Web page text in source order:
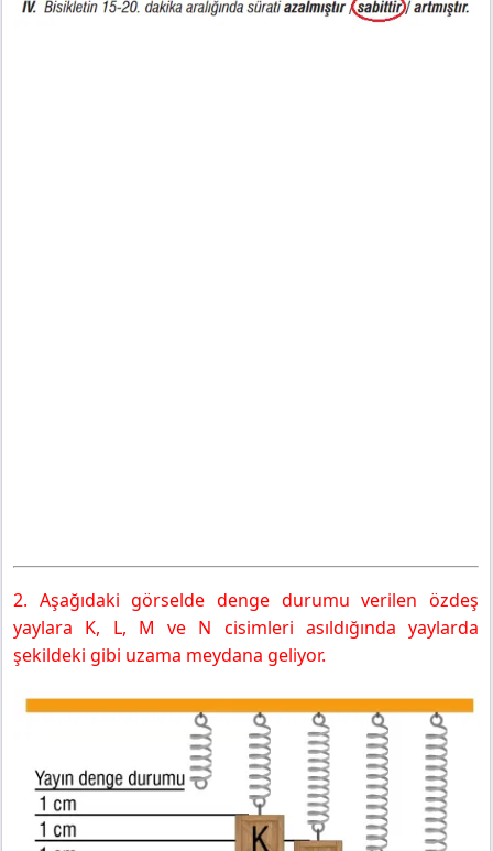
2. Aşağıdaki görselde denge durumu verilen özdeş
yaylara K, L, M ve N cisimleri asıldığında yaylarda
şekildeki gibi uzama meydana geliyor.